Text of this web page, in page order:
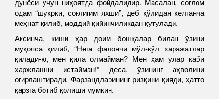
дунёси учун ниҳоятда фойдалидир. Масалан, соғлом
одам “шукрки, соғлиғим яхши”, деб қўлидан келганча
меҳнат қилиб, моддий қийинчиликдан қутулади.
Аксинча, киши ҳар доим бошқалар билан ўзини
муқояса қилиб, “Нега фалончи мўл-кўл харажатлар
қилади-ю, мен қила олмайман? Мен ҳам улар каби
харжлашни истайман!” деса, ўзининг аҳволини
оғирлаштиради. Фарзандларининг ризқини қияди, ҳатто
қарзга ботиб қолиши мумкин.